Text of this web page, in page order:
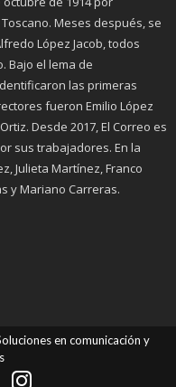
Meses después, se
López Jacob, todos
Bajo el lema de
las primeras
fueron Emilio López
Desde 2017, El Correo es
sus trabajadores. En la
Julieta Martínez, Franco
y Mariano Carreras.
en comunicación y